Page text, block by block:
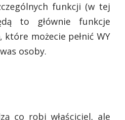
funkcji (w tej
to głównie funkcje
które możecie pełnić WY
osoby.
co robi właściciel, ale